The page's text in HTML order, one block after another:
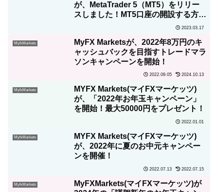
が、MetaTrader 5（MT5）をリリー
スしました！MT5口座の開設する方法
2023.03.17
MyfxMarkets
MyFX Marketsが、2022年8万円のキ
ャッシュバックを目指すトレードマラ
ソンキャンペーンを開始！
2022.09.05 2024.10.13
MyfxMarkets
MYFX Markets(マイFXマーケッツ)
が、「2022年お年玉キャンペーン」
を開始！最大50000円をプレゼント！
2022.01.01
MyfxMarkets
MYFX Markets(マイFXマーケッツ)
が、2022年に夏のお中元キャンペー
ンを開催！
2022.07.13 2022.07.15
MyfxMarkets
MyFXMarkets(マイFXマーケッツ)が